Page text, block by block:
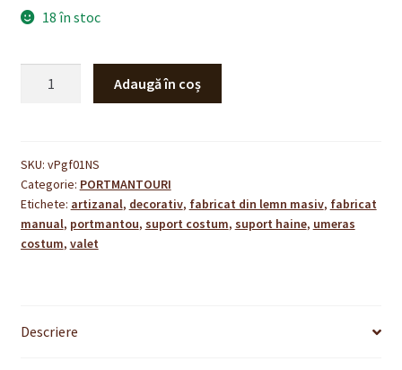
18 în stoc
gri
inchis
Adaugă în coș
SKU: vPgf01NS
Categorie: PORTMANTOURI
Etichete: artizanal, decorativ, fabricat din lemn masiv, fabricat
manual, portmantou, suport costum, suport haine, umeras
costum, valet
Descriere